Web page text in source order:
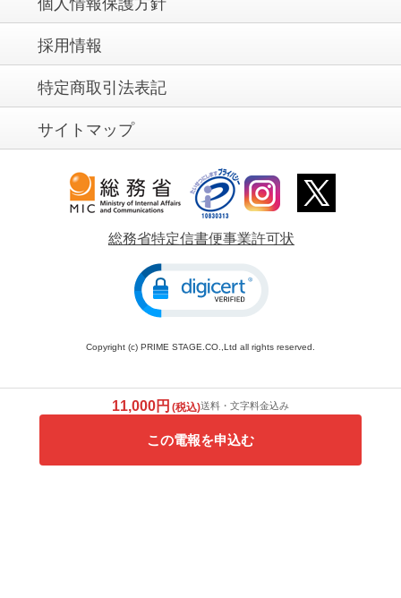
個人情報保護方針
採用情報
特定商取引法表記
サイトマップ
総務省特定信書便事業許可状
Copyright (c) PRIME STAGE.CO.,Ltd all rights reserved.
11,000円 (税込)送料・文字料金込み
この電報を申込む